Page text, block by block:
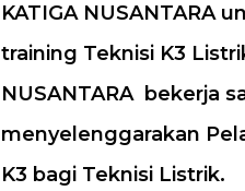
KATIGA NUSANTARA
training Teknisi K3
NUSANTARA bekerja
menyelenggarakan
K3 bagi Teknisi Listrik.